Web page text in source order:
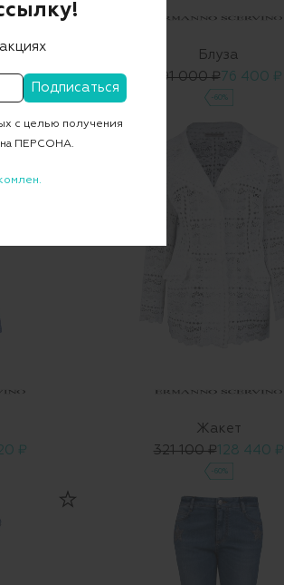
₽
Блуза
191 000 ₽ 76 400 ₽
-60%
₽
Жакет
321 100 ₽128 440 ₽
-60%
с целью получения
ПЕРСОНА.